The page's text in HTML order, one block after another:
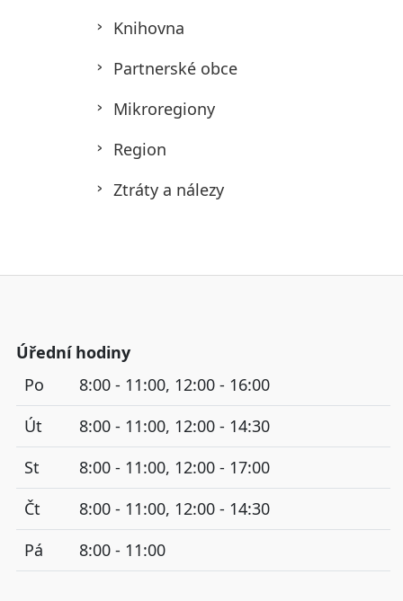
Knihovna
Partnerské obce
Mikroregiony
Region
Ztráty a nálezy
Úřední hodiny
Po
8:00 - 11:00, 12:00 - 16:00
Út
8:00 - 11:00, 12:00 - 14:30
St
8:00 - 11:00, 12:00 - 17:00
Čt
8:00 - 11:00, 12:00 - 14:30
Pá
8:00 - 11:00